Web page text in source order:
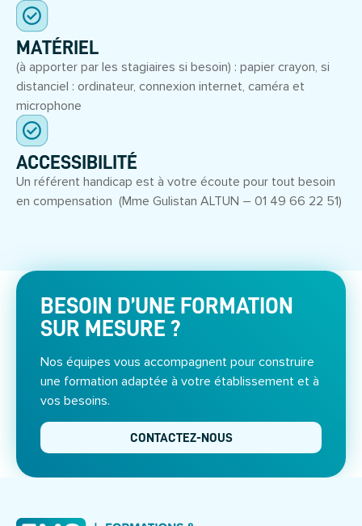
MATÉRIEL
(à apporter par les stagiaires si besoin) : papier crayon, si
distanciel : ordinateur, connexion internet, caméra et
microphone
ACCESSIBILITÉ
Un référent handicap est à votre écoute pour tout besoin
en compensation (Mme Gulistan ALTUN – 01 49 66 22 51)
BESOIN D’UNE FORMATION
SUR MESURE ?
Nos équipes vous accompagnent pour construire
une formation adaptée à votre établissement et à
vos besoins.
CONTACTEZ-NOUS